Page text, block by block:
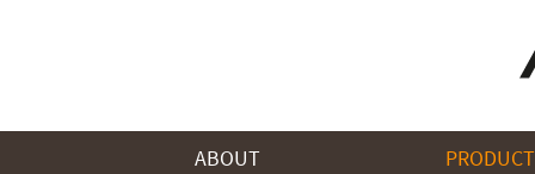
ABOUT PRODUCT